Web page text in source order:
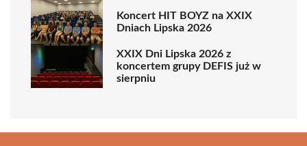
Koncert HIT BOYZ na XXIX
Dniach Lipska 2026
XXIX Dni Lipska 2026 z
koncertem grupy DEFIS już w
sierpniu